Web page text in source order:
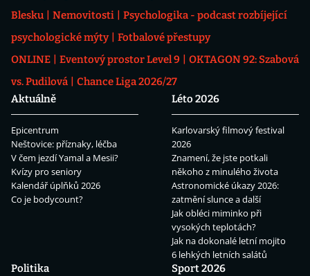
Blesku
Nemovitosti
Psychologika - podcast rozbíjející
psychologické mýty
Fotbalové přestupy
ONLINE
Eventový prostor Level 9
OKTAGON 92: Szabová
vs. Pudilová
Chance Liga 2026/27
Aktuálně
Epicentrum
Neštovice: příznaky, léčba
V čem jezdí Yamal a Mesii?
Kvízy pro seniory
Kalendář úplňků 2026
Co je bodycount?
Léto 2026
Karlovarský filmový festival
2026
Znamení, že jste potkali
někoho z minulého života
Astronomické úkazy 2026:
zatmění slunce a další
Jak obléci miminko při
vysokých teplotách?
Jak na dokonalé letní mojito
6 lehkých letních salátů
Politika
Sport 2026